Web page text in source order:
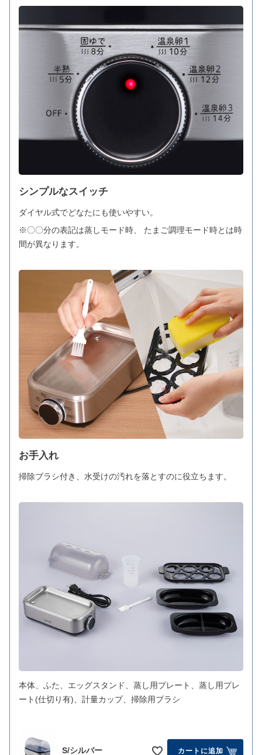
シンプルなスイッチ
ダイヤル式でどなたにも使いやすい。
※〇〇分の表記は蒸しモード時、 たまご調理モード時とは時
間が異なります。
お手入れ
掃除ブラシ付き、水受けの汚れを落とすのに役立ちます。
本体、ふた、エッグスタンド、蒸し用プレート、蒸し用プレ
ート(仕切り有)、計量カップ、掃除用ブラシ
S/シルバー カートに追加